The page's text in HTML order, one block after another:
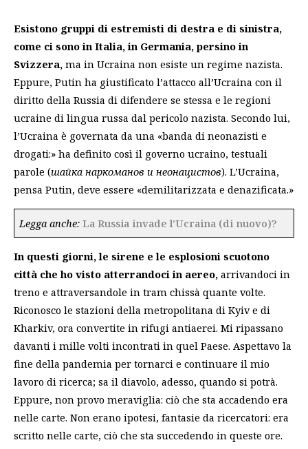
Esistono gruppi di estremisti di destra e di sinistra,
come ci sono in Italia, in Germania, persino in
Svizzera, ma in Ucraina non esiste un regime nazista.
Eppure, Putin ha giustificato l’attacco all’Ucraina con il
diritto della Russia di difendere se stessa e le regioni
ucraine di lingua russa dal pericolo nazista. Secondo lui,
l’Ucraina è governata da una «banda di neonazisti e
drogati:» ha definito così il governo ucraino, testuali
parole (шайка наркоманов и неонацистов). L’Ucraina,
pensa Putin, deve essere «demilitarizzata e denazificata.»
Legga anche:La Russia invade l’Ucraina (di nuovo)?
In questi giorni, le sirene e le esplosioni scuotono
città che ho visto atterrandoci in aereo, arrivandoci in
treno e attraversandole in tram chissà quante volte.
Riconosco le stazioni della metropolitana di Kyiv e di
Kharkiv, ora convertite in rifugi antiaerei. Mi ripassano
davanti i mille volti incontrati in quel Paese. Aspettavo la
fine della pandemia per tornarci e continuare il mio
lavoro di ricerca; sa il diavolo, adesso, quando si potrà.
Eppure, non provo meraviglia: ciò che sta accadendo era
nelle carte. Non erano ipotesi, fantasie da ricercatori: era
scritto nelle carte, ciò che sta succedendo in queste ore.